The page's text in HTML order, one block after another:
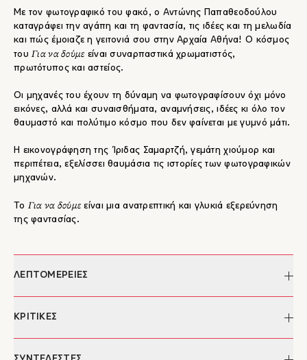
Με τον φωτογραφικό του φακό, ο Αντώνης Παπαθεοδούλου
καταγράφει την αγάπη και τη φαντασία, τις ιδέες και τη μελωδία
και πώς έμοιαζε η γειτονιά σου στην Αρχαία Αθήνα! Ο κόσμος
τουΓια να δούμε είναι συναρπαστικά χρωματιστός,
πρωτότυπος και αστείος.
Οι μηχανές του έχουν τη δύναμη να φωτογραφίσουν όχι μόνο
εικόνες, αλλά και συναισθήματα, αναμνήσεις, ιδέες κι όλο τον
θαυμαστό και πολύτιμο κόσμο που δεν φαίνεται με γυμνό μάτι.
Η εικονογράφηση της Ίριδας Σαμαρτζή, γεμάτη χιούμορ και
περιπέτεια, εξελίσσει θαυμάσια τις ιστορίες των φωτογραφικών
μηχανών.
Το Για να δούμε είναι μια ανατρεπτική και γλυκιά εξερεύνηση
της φαντασίας.
ΛΕΠΤΟΜΕΡΕΙΕΣ
Συγγραφέας:
ΚΡΙΤΙΚΕΣ